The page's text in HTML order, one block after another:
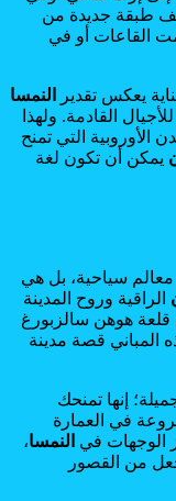
طبقة جديدة من
القاعات أو في
يعكس تقدير
النمسا
للأجيال القادمة. ولهذا
الأوروبية التي تمنح
يمكن أن تكون لغة
سياحية، بل هي
الراقية وروح المدينة
قلعة هوهن سالزبورغ
المباني قصة مدينة
إنها تمنحك
في العمارة
الوجهات في النمسا،
من القصور